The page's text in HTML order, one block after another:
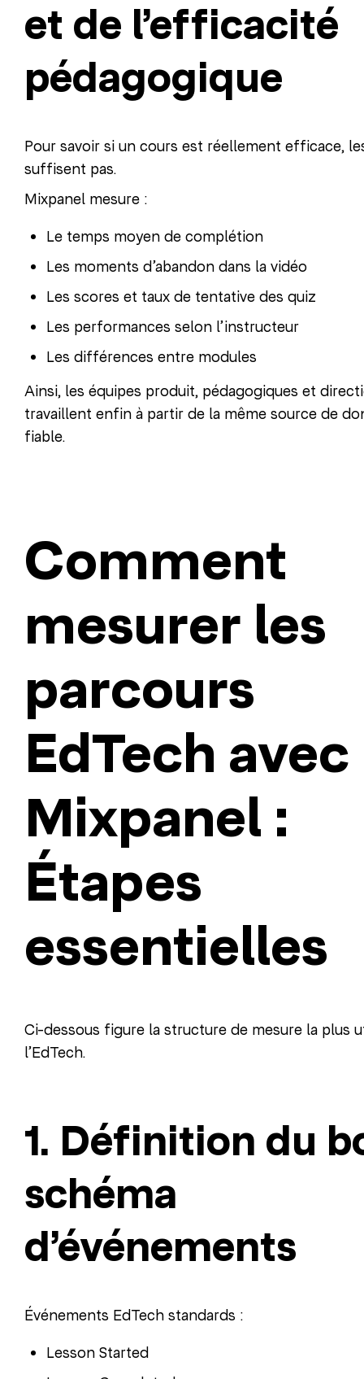
et de l’efficacité
pédagogique
Pour savoir si un cours est réellement efficace,
suffisent pas.
Mixpanel mesure :
Le temps moyen de complétion
Les moments d’abandon dans la vidéo
Les scores et taux de tentative des quiz
Les performances selon l’instructeur
Les différences entre modules
Ainsi, les équipes produit, pédagogiques et
travaillent enfin à partir de la même source de
fiable.
Comment
mesurer les
parcours
EdTech avec
Mixpanel :
Étapes
essentielles
Ci-dessous figure la structure de mesure la plus
l’EdTech.
1. Définition du
schéma
d’événements
Événements EdTech standards :
Lesson Started